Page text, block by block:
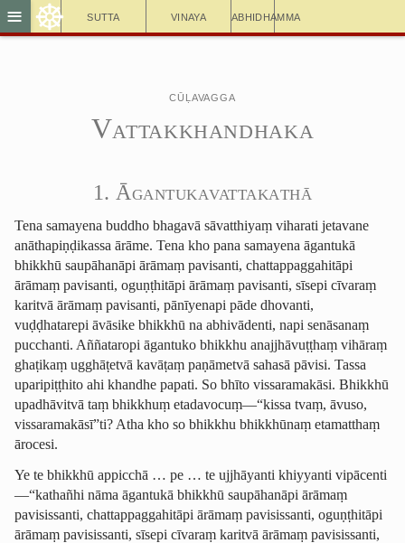
Sutta Vinaya Abhidhamma
≡ ☸
Cūḷavagga
Vattak­khan­dhaka
1. Āgan­tuka­vatta­ka­thā
Tena samayena buddho bhagavā sāvatthiyaṃ viharati jetavane
anātha­piṇḍi­kassa ārāme. Tena kho pana samayena āgantukā
bhikkhū saupāhanāpi ārāmaṃ pavisanti, chattap­pag­gahi­tāpi
ārāmaṃ pavisanti, oguṇṭhitāpi ārāmaṃ pavisanti, sīsepi cīvaraṃ
karitvā ārāmaṃ pavisanti, pānīyenapi pāde dhovanti,
vuḍḍhatarepi āvāsike bhikkhū na abhivādenti, napi senāsanaṃ
pucchanti. Aññataropi āgantuko bhikkhu anajjhāvuṭṭhaṃ vihāraṃ
ghaṭikaṃ ugghāṭetvā kavāṭaṃ paṇāmetvā sahasā pāvisi. Tassa
uparipiṭṭhito ahi khandhe papati. So bhīto vissaramakāsi. Bhikkhū
upadhāvitvā taṃ bhikkhuṃ etadavocuṃ—“kissa tvaṃ, āvuso,
vissaramakāsī”ti? Atha kho so bhikkhu bhikkhūnaṃ etamatthaṃ
ārocesi.
Ye te bhikkhū appicchā … pe … te ujjhāyanti khiyyanti vipācenti
—“kathañhi nāma āgantukā bhikkhū saupāhanāpi ārāmaṃ
pavisissanti, chattap­pag­gahi­tāpi ārāmaṃ pavisissanti, oguṇṭhitāpi
ārāmaṃ pavisissanti, sīsepi cīvaraṃ karitvā ārāmaṃ pavisissanti,